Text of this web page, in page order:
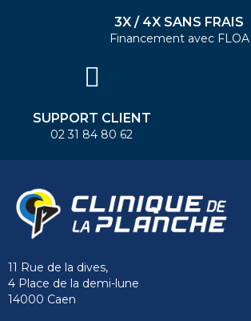
3X / 4X SANS FRAIS
Financement avec FLOA
SUPPORT CLIENT
02 31 84 80 62
11 Rue de la dives,
4 Place de la demi-lune
14000 Caen